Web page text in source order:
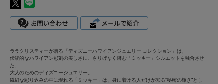
ララクリスティーが贈る「ディズニーハワイアンジュエリー コレクション」は、
伝統的なハワイアン彫刻の美しさに、さりげなく潜む「ミッキー」シルエットを融合させ
た、
大人のためのディズニージュエリー。
繊細な彫り込みの中に現れる「ミッキー」は、身に着ける人だけが知る“秘密の輝き”とし